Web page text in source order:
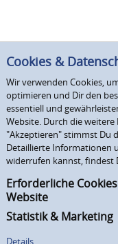
Cookies &
Wir verwenden Cookies,
optimieren und Dir den
essentiell und
Website. Durch die
"Akzeptieren" stimmst Du
Detaillierte Informationen
widerrufen kannst, findest
Erforderliche
Website
Statistik & Marketing
Details